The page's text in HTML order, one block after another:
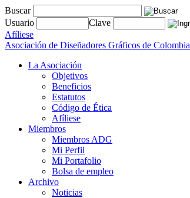
Buscar
Usuario
Clave
Afíliese
Asociación de Diseñadores Gráficos de Colombia
La Asociación
Objetivos
Beneficios
Estatutos
Código de Ética
Afíliese
Miembros
Miembros ADG
Mi Perfil
Mi Portafolio
Bolsa de empleo
Archivo
Noticias